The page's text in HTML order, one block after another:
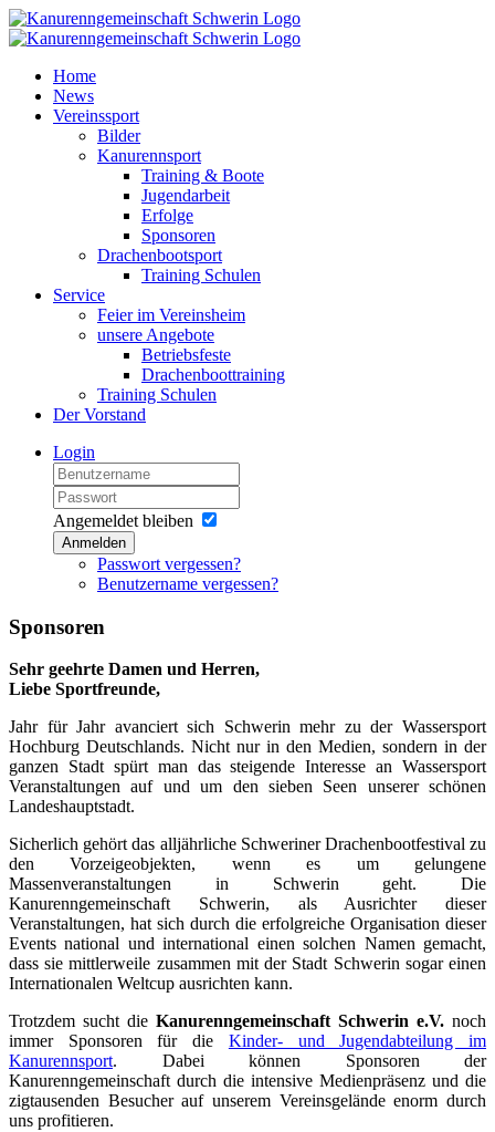
Home
News
Vereinssport
Bilder
Kanurennsport
Training & Boote
Jugendarbeit
Erfolge
Sponsoren
Drachenbootsport
Training Schulen
Service
Feier im Vereinsheim
unsere Angebote
Betriebsfeste
Drachenboottraining
Training Schulen
Der Vorstand
Login
Angemeldet bleiben
Anmelden
Passwort vergessen?
Benutzername vergessen?
Sponsoren
Sehr geehrte Damen und Herren,
Liebe Sportfreunde,
Jahr für Jahr avanciert sich Schwerin mehr zu der Wassersport
Hochburg Deutschlands. Nicht nur in den Medien, sondern in der
ganzen Stadt spürt man das steigende Interesse an Wassersport
Veranstaltungen auf und um den sieben Seen unserer schönen
Landeshauptstadt.
Sicherlich gehört das alljährliche Schweriner Drachenbootfestival zu
den Vorzeigeobjekten, wenn es um gelungene
Massenveranstaltungen in Schwerin geht. Die
Kanurenngemeinschaft Schwerin, als Ausrichter dieser
Veranstaltungen, hat sich durch die erfolgreiche Organisation dieser
Events national und international einen solchen Namen gemacht,
dass sie mittlerweile zusammen mit der Stadt Schwerin sogar einen
Internationalen Weltcup ausrichten kann.
Trotzdem sucht die Kanurenngemeinschaft Schwerin e.V. noch
immer Sponsoren für die Kinder- und Jugendabteilung im
Kanurennsport. Dabei können Sponsoren der
Kanurenngemeinschaft durch die intensive Medienpräsenz und die
zigtausenden Besucher auf unserem Vereinsgelände enorm durch
uns profitieren.